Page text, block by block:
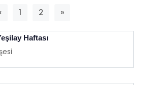
1 2 »
Haftası